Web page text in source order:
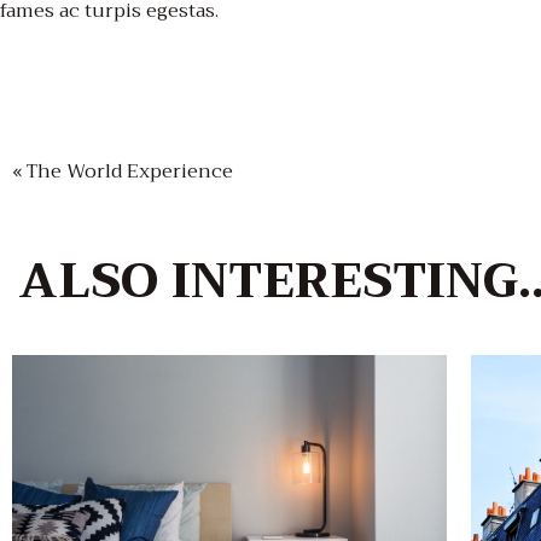
fames ac turpis egestas.
« The World Experience
ALSO